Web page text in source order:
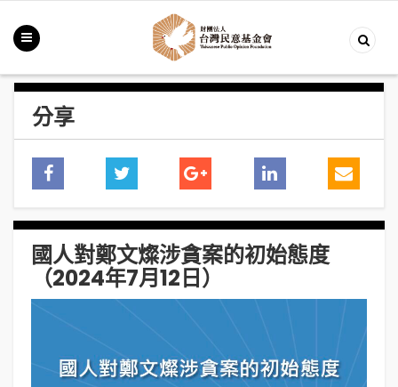
分享
國人對鄭文燦涉貪案的初始態度
（2024年7月12日）